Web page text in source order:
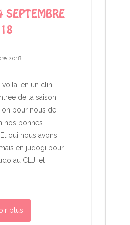
SEPTEMBRE
2018
en un clin
de la saison
pour nous de
nos bonnes
oui nous avons
en judogi pour
au CLJ, et
plus